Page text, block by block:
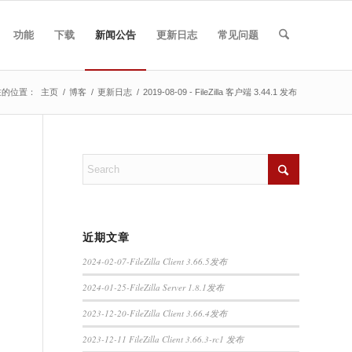
功能 下载 新闻公告 更新日志 常见问题
位置： 主页 / 博客 / 更新日志 / 2019-08-09 - FileZilla 客户端 3.44.1 发布
近期文章
2024-02-07-FileZilla Client 3.66.5发布
2024-01-25-FileZilla Server 1.8.1发布
2023-12-20-FileZilla Client 3.66.4发布
2023-12-11 FileZilla Client 3.66.3-rc1 发布